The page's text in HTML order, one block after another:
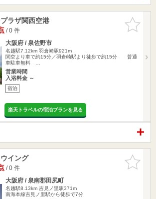
お気に入
りに追加
ラザ関西空港
/ 0 件
大阪府 / 泉佐野市
名越駅7.12km 羽倉崎駅921m
関空より車で約15分／羽倉崎駅より徒歩で約15分 普通
車駐車無料 …
営業時間
入浴料金 ～
宿泊
楽天トラベルの宿泊プランを見る
お気に入
りに追加
イング
/ 0 件
大阪府 / 泉南郡田尻町
名越駅8.13km 吉見ノ里駅371m
南海本線吉見ノ里駅から徒歩で7分